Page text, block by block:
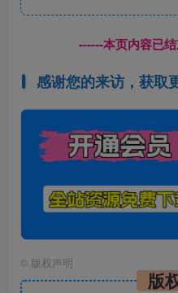
------本页内容已
感谢您的来访，获取
© 版权声明
版